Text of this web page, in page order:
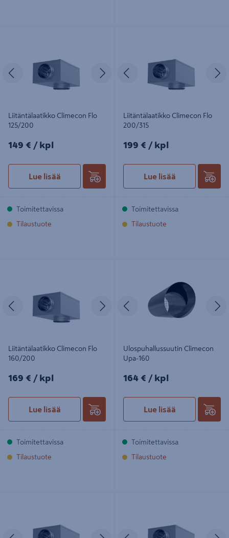
Edellinen Seuraava
Liitäntälaatikko Climecon Flo
125/200
149€/kpl
149 € / kpl
Lue lisää
Toimitettavissa
Tilaustuote
Edellinen
Liitäntälaatikko Climecon Flo
200/315
199€/kpl
199 € / kpl
Lue lisää
Toimitettavissa
Tilaustuote
Edellinen Seuraava
Liitäntälaatikko Climecon Flo
160/200
169€/kpl
169 € / kpl
Lue lisää
Toimitettavissa
Tilaustuote
Edellinen
Ulospuhallussuutin Climecon
Upa-160
164€/kpl
164 € / kpl
Lue lisää
Toimitettavissa
Tilaustuote
Edellinen SeuraavaEdellinen